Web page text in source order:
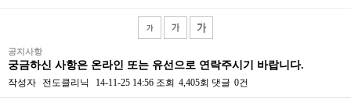
공지사항
궁금하신 사항은 온라인 또는 유선으로 연락주시기 바랍니다.
작성자 전도클리닉 14-11-25 14:56 조회 4,405회 댓글 0건